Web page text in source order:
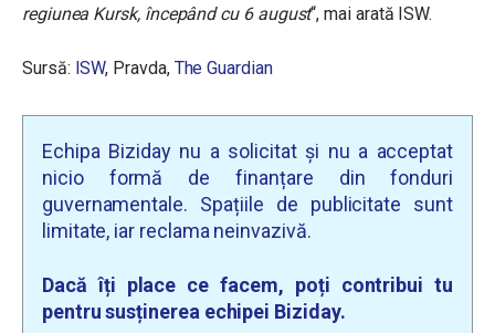
regiunea Kursk, începând cu 6 august“, mai arată ISW.
Sursă: ISW, Pravda, The Guardian
Echipa Biziday nu a solicitat și nu a acceptat
nicio formă de finanțare din fonduri
guvernamentale. Spațiile de publicitate sunt
limitate, iar reclama neinvazivă.
Dacă îți place ce facem, poți contribui tu
pentru susținerea echipei Biziday.